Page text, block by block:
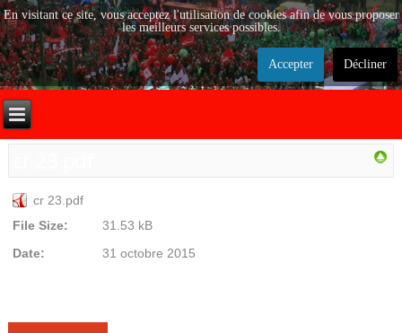
cr 23.pdf
File Size:
31.53 kB
Date:
31 octobre 2015
En visitant ce site, vous acceptez l'utilisation de cookies afin de vous proposer
les meilleurs services possibles.
Accepter Décliner